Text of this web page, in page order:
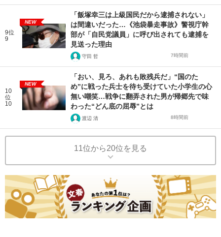
9位
9
NEW
「飯塚幸三は上級国民だから逮捕されない」
は間違いだった…《池袋暴走事故》警視庁幹
部が「自民党議員」に呼び出されても逮捕を
見送った理由
守田 哲 7時間前
10
位
10
NEW
「おい、見ろ、あれも敗残兵だ」“国のた
め”に戦った兵士を待ち受けていた小学生の心
無い嘲笑…戦争に翻弄された男が帰郷先で味
わった“どん底の屈辱”とは
渡辺 清 8時間前
11位から20位を見る